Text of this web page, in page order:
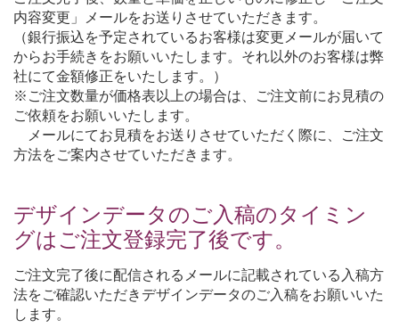
内容変更」メールをお送りさせていただきます。
（銀行振込を予定されているお客様は変更メールが届いて
からお手続きをお願いいたします。それ以外のお客様は弊
社にて金額修正をいたします。）
※ご注文数量が価格表以上の場合は、ご注文前にお見積の
ご依頼をお願いいたします。
メールにてお見積をお送りさせていただく際に、ご注文
方法をご案内させていただきます。
デザインデータのご入稿のタイミン
グはご注文登録完了後です。
ご注文完了後に配信されるメールに記載されている入稿方
法をご確認いただきデザインデータのご入稿をお願いいた
します。